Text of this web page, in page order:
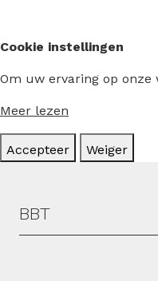
Cookie instellingen
Om uw ervaring op
Meer lezen
Accepteer Weiger
Hoofdmenu
BBT